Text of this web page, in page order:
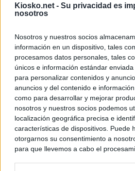
Kiosko.net - Su privacidad es
nosotros
Nosotros y nuestros socios
información en un dispositivo, tales
procesamos datos personales, tales
únicos e información estándar enviada
para personalizar contenidos y
anuncios y del contenido e
como para desarrollar y mejorar
nosotros y nuestros socios podemos
localización geográfica precisa e
características de dispositivos. Puede
otorgarnos su consentimiento a
para que llevemos a cabo el